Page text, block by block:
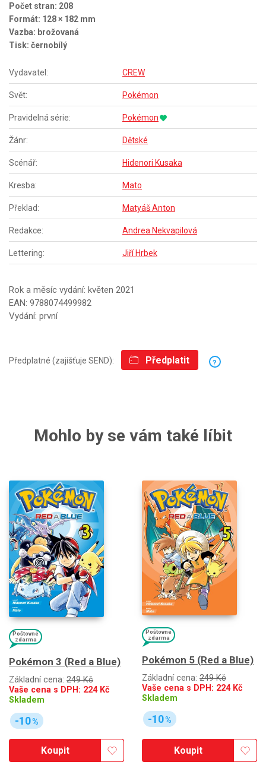
Počet stran: 208
Formát: 128 × 182 mm
Vazba: brožovaná
Tisk: černobílý
Vydavatel: CREW
Svět: Pokémon
Pravidelná série: Pokémon
Žánr: Dětské
Scénář: Hidenori Kusaka
Kresba: Mato
Překlad: Matyáš Anton
Redakce: Andrea Nekvapilová
Lettering: Jiří Hrbek
Rok a měsíc vydání: květen 2021
EAN: 9788074499982
Vydání: první
Předplatné (zajišťuje SEND): Předplatit ?
Mohlo by se vám také líbit
Poštovné
zdarma
Pokémon 3 (Red a Blue)
Základní cena: 249 Kč
Vaše cena s DPH: 224Kč
Skladem
-10%
Koupit
Poštovné
zdarma
Pokémon 5 (Red a Blue)
Základní cena: 249 Kč
Vaše cena s DPH: 224Kč
Skladem
-10%
Koupit